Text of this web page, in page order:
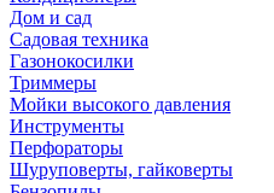
Дом и сад
Садовая техника
Газонокосилки
Триммеры
Мойки высокого давления
Инструменты
Перфораторы
Шуруповерты, гайковерты